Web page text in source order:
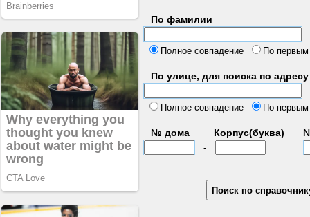
По фамилии
Полное совпадение По
По улице, для поиска по адресу
Полное совпадение
По
№ дома Корпус(буква)
-